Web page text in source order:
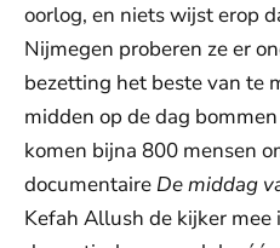
oorlog, en niets wijst erop
Nijmegen proberen ze er
bezetting het beste van te
midden op de dag
komen bijna 800 mensen
documentaire De middag
Kefah Allush de kijker mee